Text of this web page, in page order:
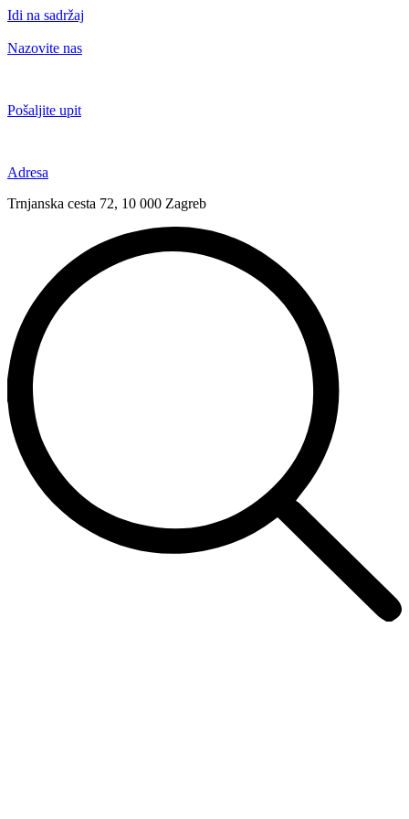
Idi na sadržaj
Nazovite nas
Pošaljite upit
Adresa
Trnjanska cesta 72, 10 000 Zagreb